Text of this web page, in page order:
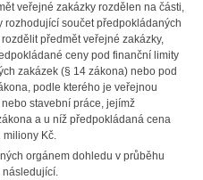
veřejné zakázky rozdělen na části,
součet předpokládaných
předmět veřejné zakázky,
ceny pod finanční limity
zakázek (§ 14 zákona) nebo pod
podle kterého je veřejnou
stavební práce, jejímž
a u níž předpokládaná cena
miliony Kč.
orgánem dohledu v průběhu
následující.